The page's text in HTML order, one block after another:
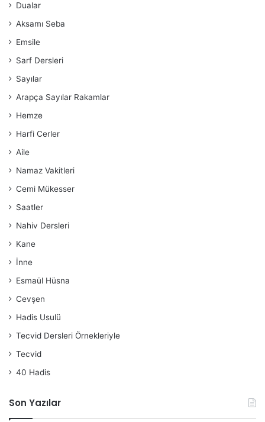
Dualar
Aksamı Seba
Emsile
Sarf Dersleri
Sayılar
Arapça Sayılar Rakamlar
Hemze
Harfi Cerler
Aile
Namaz Vakitleri
Cemi Mükesser
Saatler
Nahiv Dersleri
Kane
İnne
Esmaül Hüsna
Cevşen
Hadis Usulü
Tecvid Dersleri Örnekleriyle
Tecvid
40 Hadis
Son Yazılar